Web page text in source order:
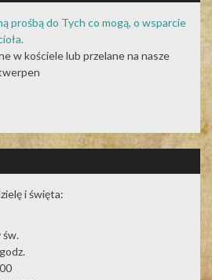
prośbą do Tych co mogą, o wsparcie
w kościele lub przelane na nasze
i święta:
św.